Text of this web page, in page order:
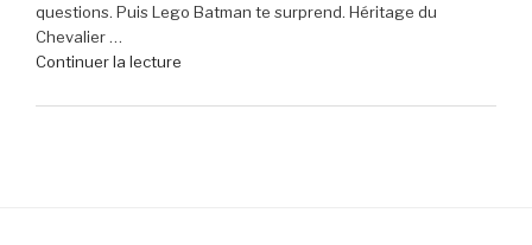
sur
Sony
questions. Puis Lego Batman te surprend. Héritage du
Chevalier …
Continuer la lecture
Batman